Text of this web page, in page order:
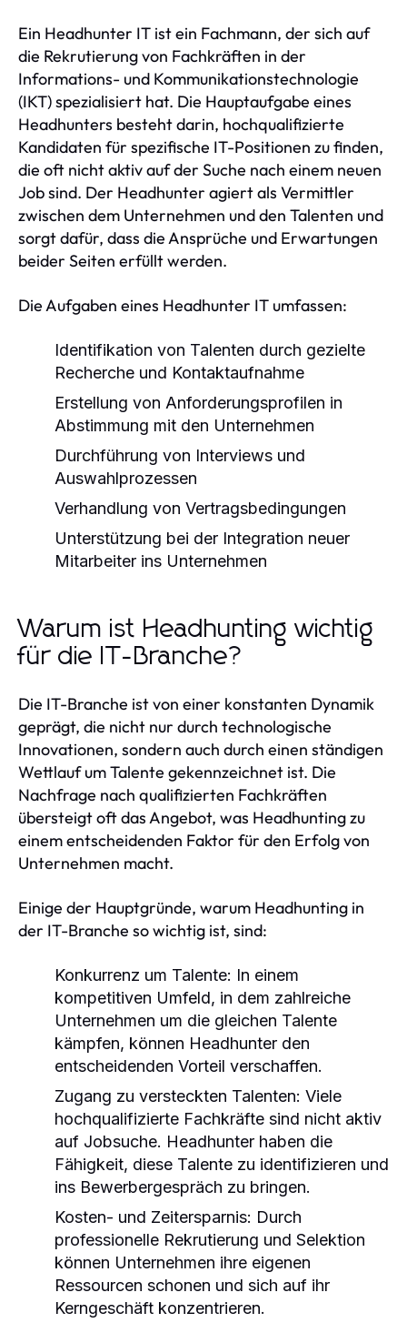
Ein Headhunter IT ist ein Fachmann, der sich auf
die Rekrutierung von Fachkräften in der
Informations- und Kommunikationstechnologie
(IKT) spezialisiert hat. Die Hauptaufgabe eines
Headhunters besteht darin, hochqualifizierte
Kandidaten für spezifische IT-Positionen zu finden,
die oft nicht aktiv auf der Suche nach einem neuen
Job sind. Der Headhunter agiert als Vermittler
zwischen dem Unternehmen und den Talenten und
sorgt dafür, dass die Ansprüche und Erwartungen
beider Seiten erfüllt werden.
Die Aufgaben eines Headhunter IT umfassen:
Identifikation von Talenten durch gezielte
Recherche und Kontaktaufnahme
Erstellung von Anforderungsprofilen in
Abstimmung mit den Unternehmen
Durchführung von Interviews und
Auswahlprozessen
Verhandlung von Vertragsbedingungen
Unterstützung bei der Integration neuer
Mitarbeiter ins Unternehmen
Warum ist Headhunting wichtig
für die IT-Branche?
Die IT-Branche ist von einer konstanten Dynamik
geprägt, die nicht nur durch technologische
Innovationen, sondern auch durch einen ständigen
Wettlauf um Talente gekennzeichnet ist. Die
Nachfrage nach qualifizierten Fachkräften
übersteigt oft das Angebot, was Headhunting zu
einem entscheidenden Faktor für den Erfolg von
Unternehmen macht.
Einige der Hauptgründe, warum Headhunting in
der IT-Branche so wichtig ist, sind:
Konkurrenz um Talente: In einem
kompetitiven Umfeld, in dem zahlreiche
Unternehmen um die gleichen Talente
kämpfen, können Headhunter den
entscheidenden Vorteil verschaffen.
Zugang zu versteckten Talenten: Viele
hochqualifizierte Fachkräfte sind nicht aktiv
auf Jobsuche. Headhunter haben die
Fähigkeit, diese Talente zu identifizieren und
ins Bewerbergespräch zu bringen.
Kosten- und Zeitersparnis: Durch
professionelle Rekrutierung und Selektion
können Unternehmen ihre eigenen
Ressourcen schonen und sich auf ihr
Kerngeschäft konzentrieren.